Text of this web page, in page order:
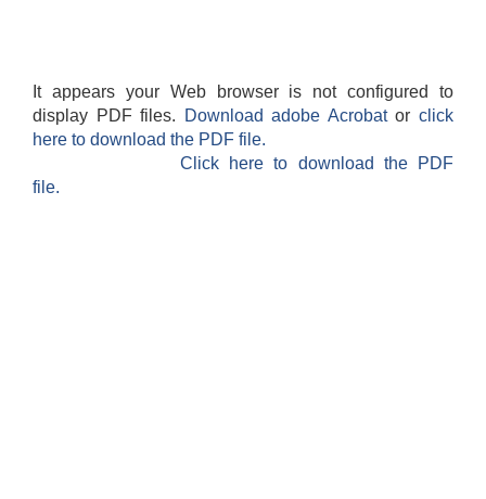
It appears your Web browser is not configured to
display PDF files.
Download adobe Acrobatorclick
here to download the PDF file.
Click here to download the PDF
file.